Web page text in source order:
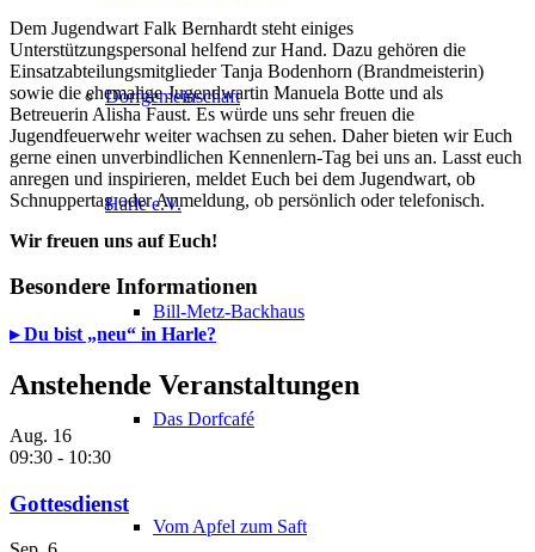
Dorfgemeinschaft
Harle e.V.
Bill-Metz-Backhaus
Das Dorfcafé
Vom Apfel zum Saft
Dem Jugendwart Falk Bernhardt steht einiges
Unterstützungspersonal helfend zur Hand. Dazu gehören die
Einsatzabteilungsmitglieder Tanja Bodenhorn (Brandmeisterin)
sowie die ehemalige Jugendwartin Manuela Botte und als
Betreuerin Alisha Faust. Es würde uns sehr freuen die
Jugendfeuerwehr weiter wachsen zu sehen. Daher bieten wir Euch
gerne einen unverbindlichen Kennenlern-Tag bei uns an. Lasst euch
anregen und inspirieren, meldet Euch bei dem Jugendwart, ob
Schnuppertag oder Anmeldung, ob persönlich oder telefonisch.
Wir freuen uns auf Euch!
Besondere Informationen
▸ Du bist „neu“ in Harle?
Anstehende Veranstaltungen
Aug. 16
09:30 - 10:30
Gottesdienst